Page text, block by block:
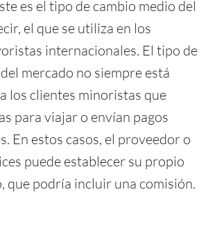
es el tipo de cambio medio del
el que se utiliza en los
internacionales. El tipo de
mercado no siempre está
los clientes minoristas que
para viajar o envían pagos
En estos casos, el proveedor o
puede establecer su propio
que podría incluir una comisión.